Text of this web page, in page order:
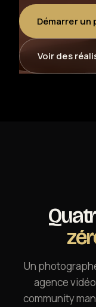
Réalisations
Démarrer un
Voir des
Un
agence
community